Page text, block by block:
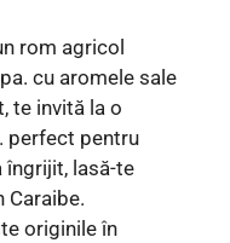
originile în